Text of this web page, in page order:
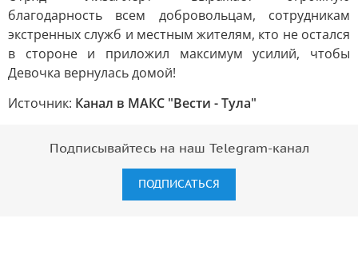
благодарность всем добровольцам, сотрудникам
экстренных служб и местным жителям, кто не остался
в стороне и приложил максимум усилий, чтобы
Девочка вернулась домой!
Источник: Канал в МАКС "Вести - Тула"
Подписывайтесь на наш Telegram-канал
ПОДПИСАТЬСЯ